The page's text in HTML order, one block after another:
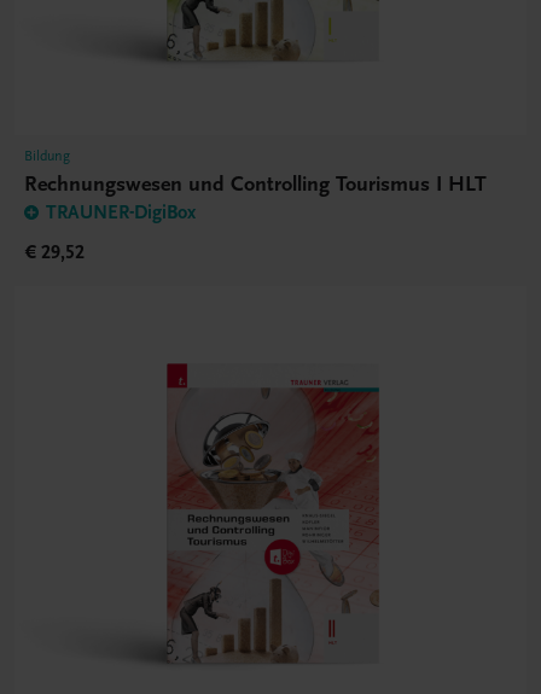
Bildung
Rechnungswesen und Controlling Tourismus I HLT
TRAUNER-DigiBox
€ 29,52